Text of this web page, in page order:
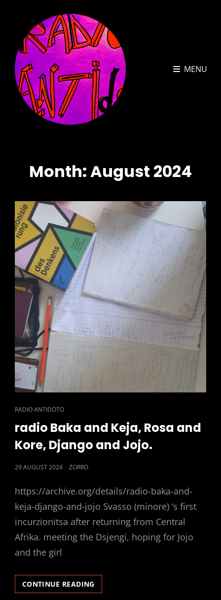
MENU
Month:August 2024
CAT
RADIO ANTIDOTO
radio Baka and Keja, Rosa and
Kore, Django and Jojo.
POSTED
29 AUGUST 2024 ZORRO
https://archive.org/details/radio-baka-and-
keja-django-and-jojo Svasso (minore) ‘s first
incurzionitsa after returning from Central
Afrika. meeting the Dsjengi, hoping for Jojo
and the girl
CONTINUE READING
BAKA